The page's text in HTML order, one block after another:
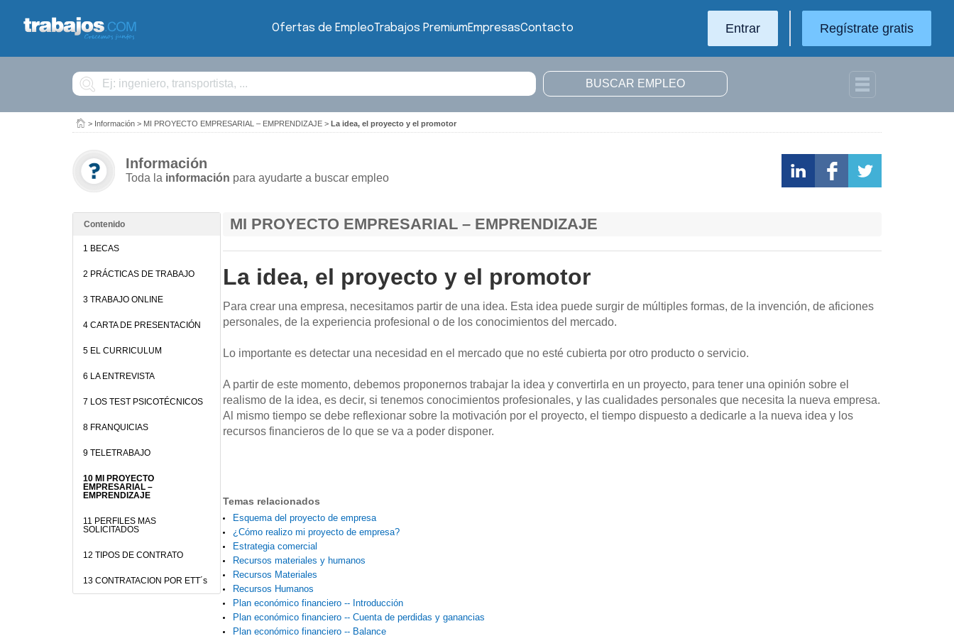
Ofertas de EmpleoTrabajos PremiumEmpresasContacto Entrar Regístrate gratis
Buscar
> Información > MI PROYECTO EMPRESARIAL – EMPRENDIZAJE > La idea, el proyecto y el promotor
Información
Toda la información para ayudarte a buscar empleo
Contenido
1 BECAS
2 PRÁCTICAS DE TRABAJO
3 TRABAJO ONLINE
4 CARTA DE PRESENTACIÓN
5 EL CURRICULUM
6 LA ENTREVISTA
7 LOS TEST PSICOTÉCNICOS
8 FRANQUICIAS
9 TELETRABAJO
10 MI PROYECTO
EMPRESARIAL –
EMPRENDIZAJE
11 PERFILES MAS
SOLICITADOS
12 TIPOS DE CONTRATO
13 CONTRATACION POR ETT´s
MI PROYECTO EMPRESARIAL – EMPRENDIZAJE
La idea, el proyecto y el promotor
Para crear una empresa, necesitamos partir de una idea. Esta idea puede surgir de múltiples formas, de la invención, de aficiones
personales, de la experiencia profesional o de los conocimientos del mercado.
Lo importante es detectar una necesidad en el mercado que no esté cubierta por otro producto o servicio.
A partir de este momento, debemos proponernos trabajar la idea y convertirla en un proyecto, para tener una opinión sobre el
realismo de la idea, es decir, si tenemos conocimientos profesionales, y las cualidades personales que necesita la nueva empresa.
Al mismo tiempo se debe reflexionar sobre la motivación por el proyecto, el tiempo dispuesto a dedicarle a la nueva idea y los
recursos financieros de lo que se va a poder disponer.
Temas relacionados
Esquema del proyecto de empresa
¿Cómo realizo mi proyecto de empresa?
Estrategia comercial
Recursos materiales y humanos
Recursos Materiales
Recursos Humanos
Plan económico financiero -- Introducción
Plan económico financiero -- Cuenta de perdidas y ganancias
Plan económico financiero -- Balance